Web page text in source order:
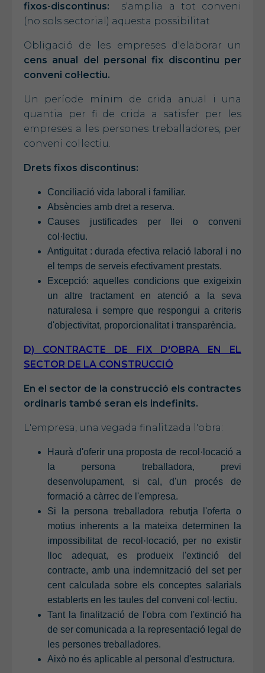
fixos-discontinus: s'amplia a tot conveni
(no sols sectorial) aquesta possibilitat
Obligació de les empreses d'elaborar un
cens anual del personal fix discontinu per
conveni col·lectiu.
Un període mínim de crida anual i una
quantia per fi de crida a satisfer per les
empreses a les persones treballadores, per
conveni col·lectiu.
Drets fixos discontinus:
Conciliació vida laboral i familiar.
Absències amb dret a reserva.
Causes justificades per llei o conveni
col·lectiu.
Antiguitat : durada efectiva relació laboral i no
el temps de serveis efectivament prestats.
Excepció: aquelles condicions que exigeixin
un altre tractament en atenció a la seva
naturalesa i sempre que respongui a criteris
d'objectivitat, proporcionalitat i transparència.
D) CONTRACTE DE FIX D'OBRA EN EL
SECTOR DE LA CONSTRUCCIÓ
En el sector de la construcció els contractes
ordinaris també seran els indefinits.
L'empresa, una vegada finalitzada l'obra:
Haurà d'oferir una proposta de recol·locació a
la persona treballadora, previ
desenvolupament, si cal, d'un procés de
formació a càrrec de l'empresa.
Si la persona treballadora rebutja l'oferta o
motius inherents a la mateixa determinen la
impossibilitat de recol·locació, per no existir
lloc adequat, es produeix l'extinció del
contracte, amb una indemnització del set per
cent calculada sobre els conceptes salarials
establerts en les taules del conveni col·lectiu.
Tant la finalització de l'obra com l'extinció ha
de ser comunicada a la representació legal de
les persones treballadores.
Això no és aplicable al personal d'estructura.